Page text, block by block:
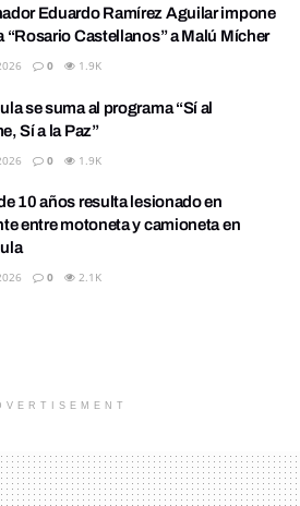
Eduardo Ramírez Aguilar impone
“Rosario Castellanos” a Malú Mícher
0 1.9K
se suma al programa “Sí al
Sí a la Paz”
0 1.9K
10 años resulta lesionado en
entre motoneta y camioneta en
0 2.1K